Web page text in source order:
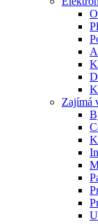
Zajímá